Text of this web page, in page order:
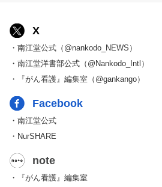
X
・南江堂公式（@nankodo_NEWS）
・南江堂洋書部公式（@Nankodo_Intl）
・『がん看護』編集室（@gankango）
Facebook
・南江堂公式
・NurSHARE
note
・『がん看護』編集室